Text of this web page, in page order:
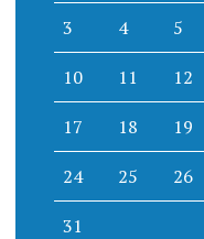
3 4 5
10 11 12
17 18 19
24 25 26
31